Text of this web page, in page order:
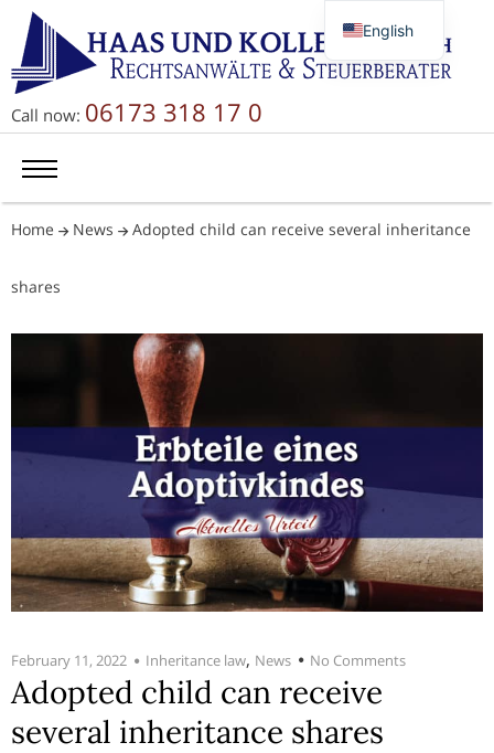
Call now: 06173 318 17 0
Home News Adopted child can receive several inheritance
shares
February 11, 2022 Inheritance law, News No Comments
Adopted child can receive
several inheritance shares
English
Deutsch
简体中文